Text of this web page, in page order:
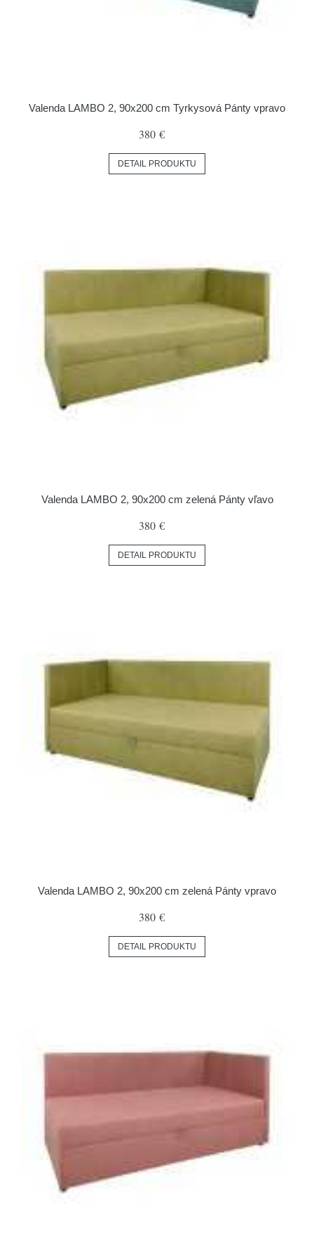
Valenda LAMBO 2, 90x200 cm Tyrkysová Pánty vpravo
380 €
DETAIL PRODUKTU
Valenda LAMBO 2, 90x200 cm zelená Pánty vľavo
380 €
DETAIL PRODUKTU
Valenda LAMBO 2, 90x200 cm zelená Pánty vpravo
380 €
DETAIL PRODUKTU